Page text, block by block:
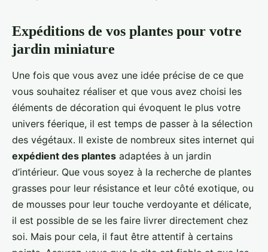
Expéditions de vos plantes pour votre
jardin miniature
Une fois que vous avez une idée précise de ce que
vous souhaitez réaliser et que vous avez choisi les
éléments de décoration qui évoquent le plus votre
univers féerique, il est temps de passer à la sélection
des végétaux. Il existe de nombreux sites internet qui
expédient des plantes adaptées à un jardin
d’intérieur. Que vous soyez à la recherche de plantes
grasses pour leur résistance et leur côté exotique, ou
de mousses pour leur touche verdoyante et délicate,
il est possible de se les faire livrer directement chez
soi. Mais pour cela, il faut être attentif à certains